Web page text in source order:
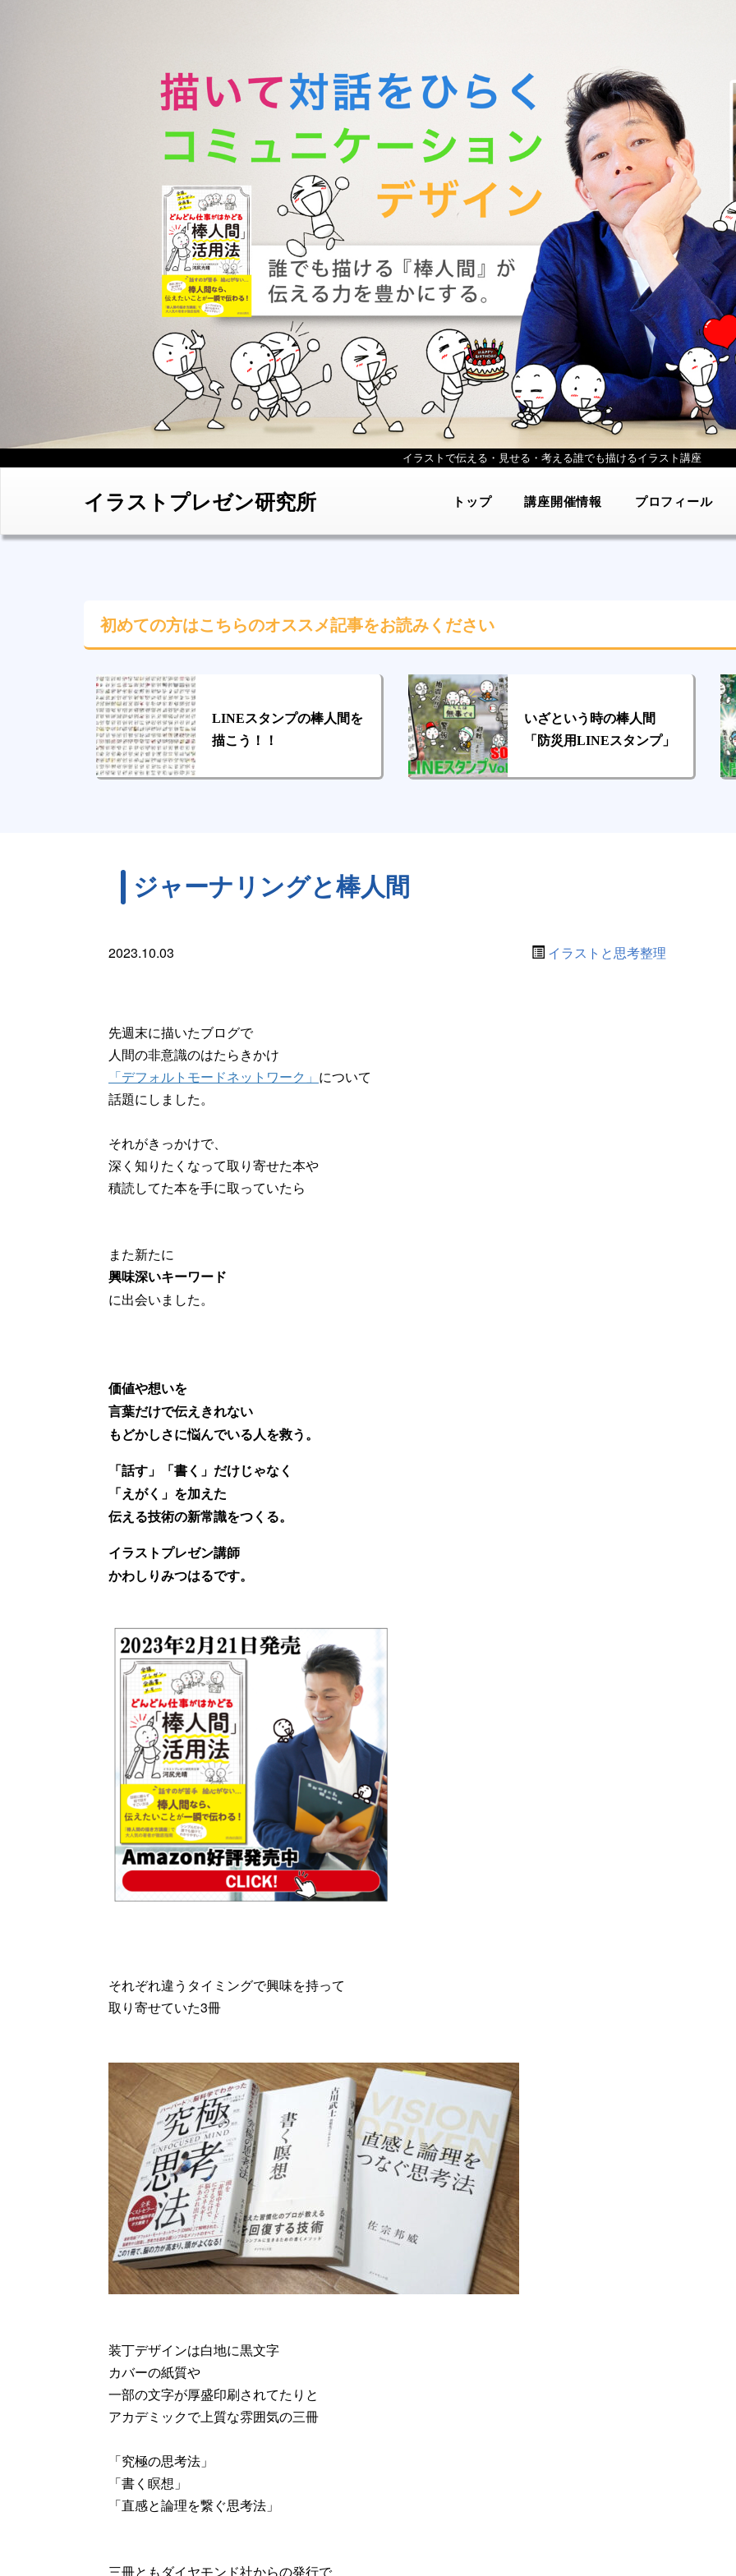
イラストで伝える・見せる・考える誰でも描けるイラスト講座
イラストプレゼン研究所 トップ 講座開催情報 プロフィール
初めての方はこちらのオススメ記事をお読みください
LINEスタンプの棒人間を
描こう！！
いざという時の棒人間
「防災用LINEスタンプ」
ジャーナリングと棒人間
2023.10.03 イラストと思考整理
先週末に描いたブログで
人間の非意識のはたらきかけ
「デフォルトモードネットワーク」 について
話題にしました。
それがきっかけで、
深く知りたくなって取り寄せた本や
積読してた本を手に取っていたら
また新たに
興味深いキーワード
に出会いました。
価値や想いを
言葉だけで伝えきれない
もどかしさに悩んでいる人を救う。
「話す」「書く」だけじゃなく
「えがく」を加えた
伝える技術の新常識をつくる。
イラストプレゼン講師
かわしりみつはるです。
それぞれ違うタイミングで興味を持って
取り寄せていた3冊
装丁デザインは白地に黒文字
カバーの紙質や
一部の文字が厚盛印刷されてたりと
アカデミックで上質な雰囲気の三冊
「究極の思考法」
「書く瞑想」
「直感と論理を繋ぐ思考法」
三冊ともダイヤモンド社からの発行で